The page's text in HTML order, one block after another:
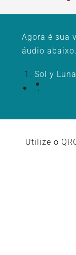
Agora é sua
áudio
Sol y
Utilize o